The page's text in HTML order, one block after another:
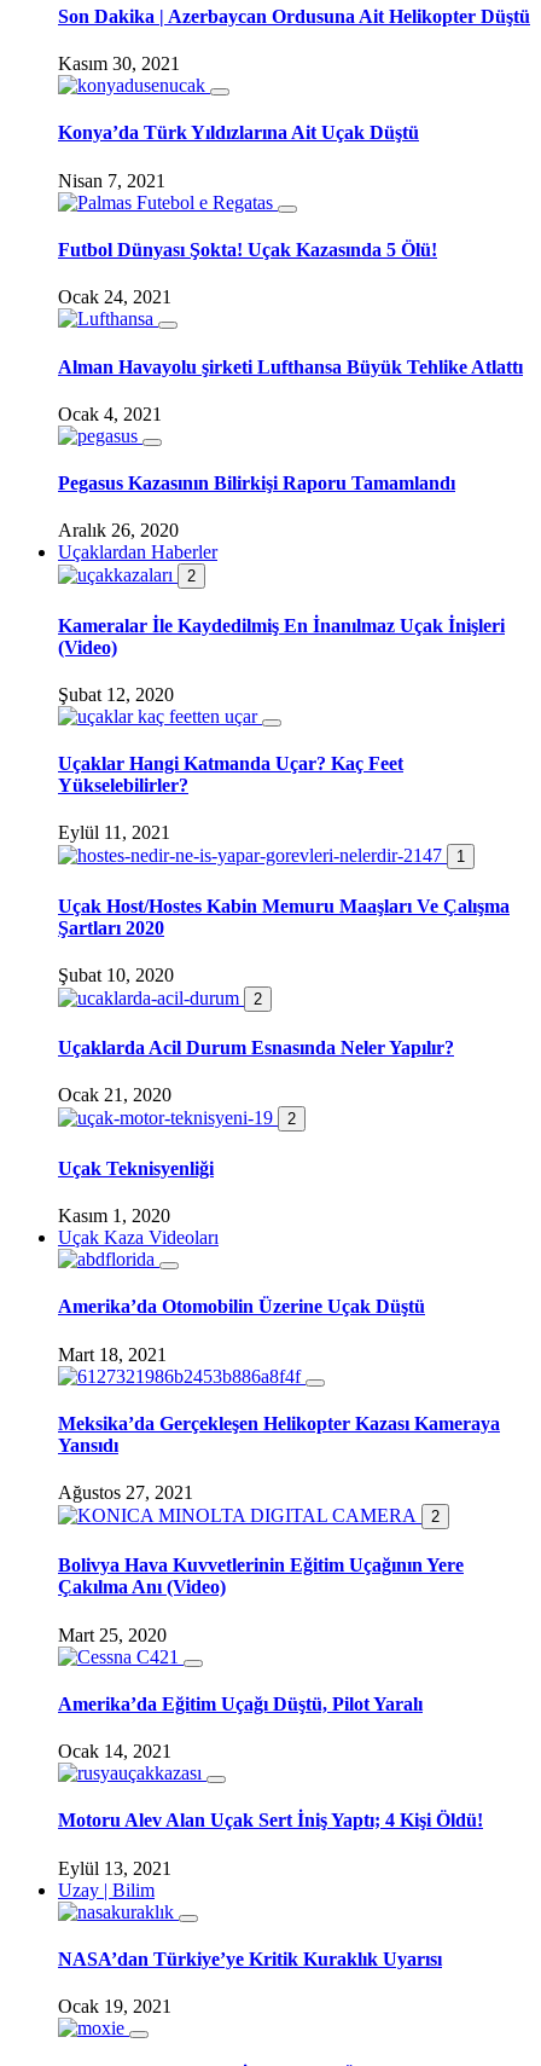
Son Dakika | Azerbaycan Ordusuna Ait Helikopter Düştü
Kasım 30, 2021
Konya’da Türk Yıldızlarına Ait Uçak Düştü
Nisan 7, 2021
Futbol Dünyası Şokta! Uçak Kazasında 5 Ölü!
Ocak 24, 2021
Alman Havayolu şirketi Lufthansa Büyük Tehlike Atlattı
Ocak 4, 2021
Pegasus Kazasının Bilirkişi Raporu Tamamlandı
Aralık 26, 2020
Uçaklardan Haberler
2
Kameralar İle Kaydedilmiş En İnanılmaz Uçak İnişleri
(Video)
Şubat 12, 2020
Uçaklar Hangi Katmanda Uçar? Kaç Feet
Yükselebilirler?
Eylül 11, 2021
1
Uçak Host/Hostes Kabin Memuru Maaşları Ve Çalışma
Şartları 2020
Şubat 10, 2020
2
Uçaklarda Acil Durum Esnasında Neler Yapılır?
Ocak 21, 2020
2
Uçak Teknisyenliği
Kasım 1, 2020
Uçak Kaza Videoları
Amerika’da Otomobilin Üzerine Uçak Düştü
Mart 18, 2021
Meksika’da Gerçekleşen Helikopter Kazası Kameraya
Yansıdı
Ağustos 27, 2021
2
Bolivya Hava Kuvvetlerinin Eğitim Uçağının Yere
Çakılma Anı (Video)
Mart 25, 2020
Amerika’da Eğitim Uçağı Düştü, Pilot Yaralı
Ocak 14, 2021
Motoru Alev Alan Uçak Sert İniş Yaptı; 4 Kişi Öldü!
Eylül 13, 2021
Uzay | Bilim
NASA’dan Türkiye’ye Kritik Kuraklık Uyarısı
Ocak 19, 2021